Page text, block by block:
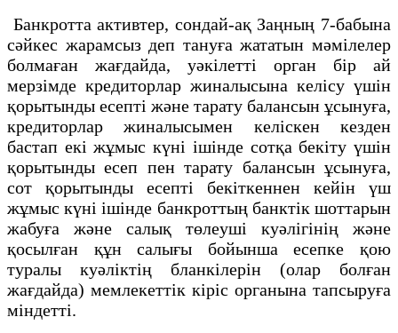
Банкротта активтер, сондай-ақ Заңның 7-бабына
сәйкес жарамсыз деп тануға жататын мәмілелер
болмаған жағдайда, уәкілетті орган бір ай
мерзімде кредиторлар жиналысына келісу үшін
қорытынды есепті және тарату балансын ұсынуға,
кредиторлар жиналысымен келіскен кезден
бастап екі жұмыс күні ішінде сотқа бекіту үшін
қорытынды есеп пен тарату балансын ұсынуға,
сот қорытынды есепті бекіткеннен кейін үш
жұмыс күні ішінде банкроттың банктік шоттарын
жабуға және салық төлеуші куәлігінің және
қосылған құн салығы бойынша есепке қою
туралы куәліктің бланкілерін (олар болған
жағдайда) мемлекеттік кіріс органына тапсыруға
міндетті.